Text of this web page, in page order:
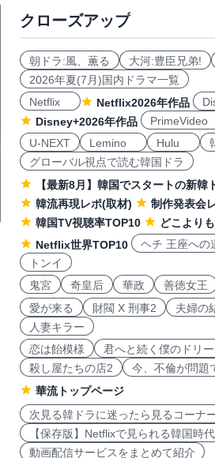
クローズアップ
朝ドラ:風、薫る 大河:豊臣兄弟!
2026年夏(7月)国内ドラマ一覧
Netflix
Netflix2026年作品
Disney+2026年作品
PrimeVideo
U-NEXT
Lemino Hulu
グローバル視点で読む韓国ドラ
【最新8月】韓国でスタートの新韓
韓流再現レポ(取材)
制作発表会
韓国TV視聴率TOP10
どこより
Netflix世界TOP10
ヘチ 王座への
トンイ
鬼宮
奇皇后 華政 善徳女王
愛が来る
財閥 X 刑事2 夫婦の
人妻キラー
恋は飴模様
君へと続く僕のドリ
殺し屋たちの店2
今、不倫が問題
華流トップページ
次見る韓ドラに迷ったら見るコーナ
【保存版】Netflixで見られる韓国時
動画配信サービスをまとめて紹介